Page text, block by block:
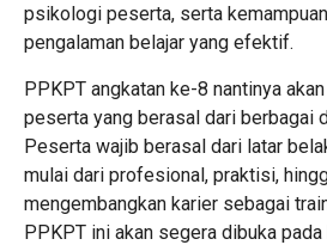
psikologi peserta, serta
pengalaman belajar yang efektif.
PPKPT angkatan ke-8 nantinya
peserta yang berasal dari berbagai
Peserta wajib berasal dari latar
mulai dari profesional, praktisi,
mengembangkan karier sebagai
PPKPT ini akan segera dibuka